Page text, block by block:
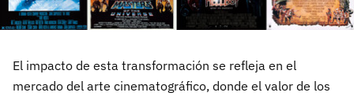
El impacto de esta transformación se refleja en el
mercado del arte cinematográfico, donde el valor de los